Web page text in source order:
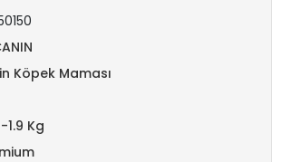
Köpek Maması
1.9 Kg